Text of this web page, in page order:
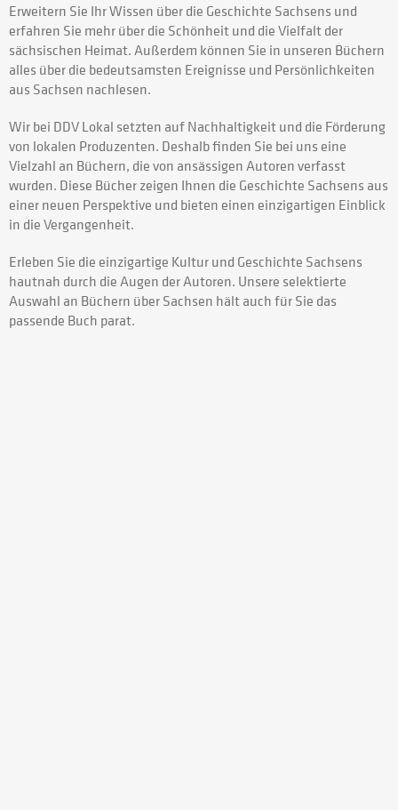
Erweitern Sie Ihr Wissen über die Geschichte Sachsens und
erfahren Sie mehr über die Schönheit und die Vielfalt der
sächsischen Heimat. Außerdem können Sie in unseren Büchern
alles über die bedeutsamsten Ereignisse und Persönlichkeiten
aus Sachsen nachlesen.
Wir bei DDV Lokal setzten auf Nachhaltigkeit und die Förderung
von lokalen Produzenten. Deshalb finden Sie bei uns eine
Vielzahl an Büchern, die von ansässigen Autoren verfasst
wurden. Diese Bücher zeigen Ihnen die Geschichte Sachsens aus
einer neuen Perspektive und bieten einen einzigartigen Einblick
in die Vergangenheit.
Erleben Sie die einzigartige Kultur und Geschichte Sachsens
hautnah durch die Augen der Autoren. Unsere selektierte
Auswahl an Büchern über Sachsen hält auch für Sie das
passende Buch parat.